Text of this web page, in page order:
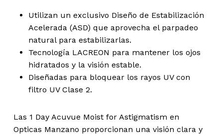
Utilizan un exclusivo Diseño de Estabilización
Acelerada (ASD) que aprovecha el parpadeo
natural para estabilizarlas.
Tecnología LACREON para mantener los ojos
hidratados y la visión estable.
Diseñadas para bloquear los rayos UV con
filtro UV Clase 2.
Las 1 Day Acuvue Moist for Astigmatism en
Opticas Manzano proporcionan una visión clara y